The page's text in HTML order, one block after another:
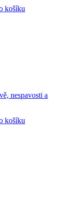
košíku
nespavosti a
košíku